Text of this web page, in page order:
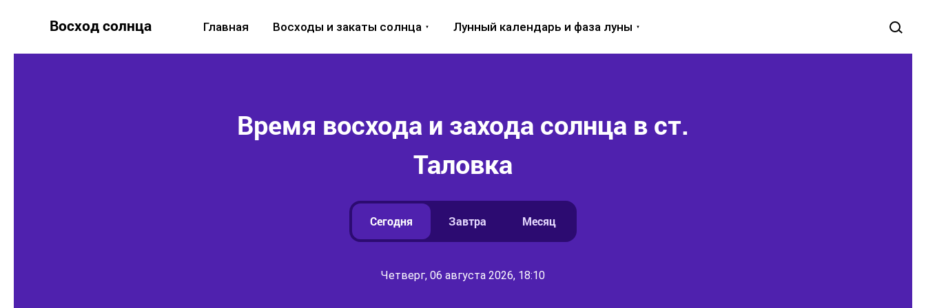
Восход солнца Главная Восходы и закаты солнца Лунный календарь и фаза луны
Время восхода и захода солнца в ст.
Таловка
Сегодня Завтра Месяц
Четверг, 06 августа 2026, 18:10